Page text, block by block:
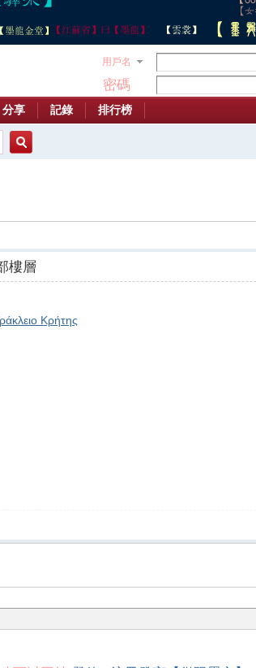
用戶名
密碼
分享 記錄 排行榜
樓層
Κρήτης